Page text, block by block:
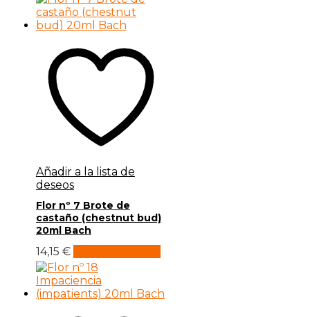
Añadir a la lista de
deseos
Flor nº 7 Brote de
castaño (chestnut bud)
20ml Bach
14,15 €